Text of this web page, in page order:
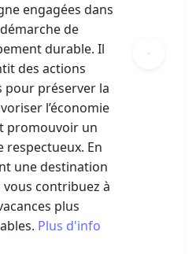
engagées dans
de
durable. Il
des actions
pour préserver la
l’économie
promouvoir un
respectueux. En
une destination
vous contribuez à
plus
Plus d'info